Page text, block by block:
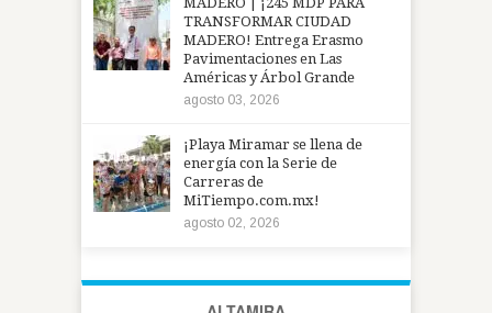
TRANSFORMAR CIUDAD
MADERO! Entrega Erasmo
Pavimentaciones en Las
Américas y Árbol Grande
agosto 03, 2026
¡Playa Miramar se llena de
energía con la Serie de
Carreras de
MiTiempo.com.mx!
agosto 02, 2026